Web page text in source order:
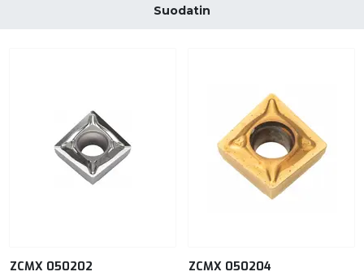
Suodatin
ZCMX 050202 ZCMX 050204